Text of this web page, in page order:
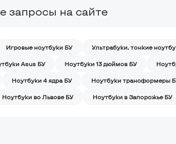
запросы на сайте
Игровые ноутбуки БУ Ультрабуки, тонкие
Asus БУ Ноутбуки 13 дюймов БУ
Ноутбуки 4 ядра БУ Ноутбуки трансформеры
Ноутбуки во Львове БУ Ноутбуки в Запорожье БУ